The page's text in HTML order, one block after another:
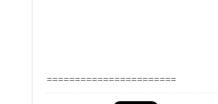
=======================